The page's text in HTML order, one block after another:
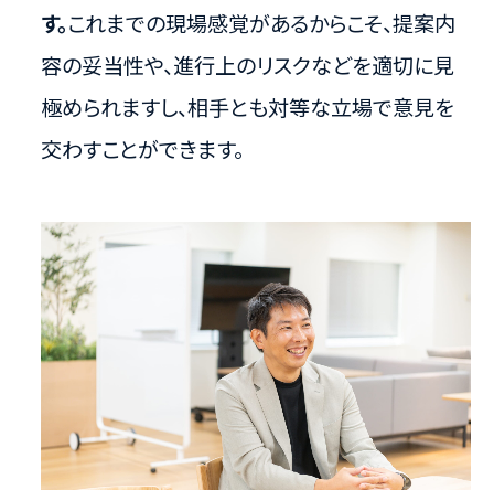
す。これまでの現場感覚があるからこそ、提案内
容の妥当性や、進行上のリスクなどを適切に見
極められますし、相手とも対等な立場で意見を
交わすことができます。